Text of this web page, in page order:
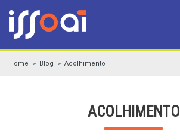
Home Blog Acolhimento
ACOLHIMENTO